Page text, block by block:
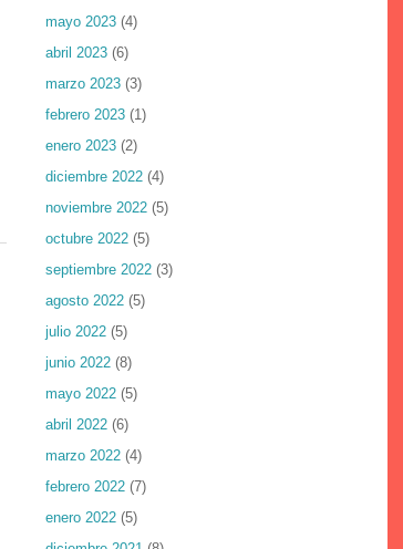
mayo 2023 (4)
abril 2023 (6)
marzo 2023 (3)
febrero 2023 (1)
enero 2023 (2)
diciembre 2022 (4)
noviembre 2022 (5)
octubre 2022 (5)
septiembre 2022 (3)
agosto 2022 (5)
julio 2022 (5)
junio 2022 (8)
mayo 2022 (5)
abril 2022 (6)
marzo 2022 (4)
febrero 2022 (7)
enero 2022 (5)